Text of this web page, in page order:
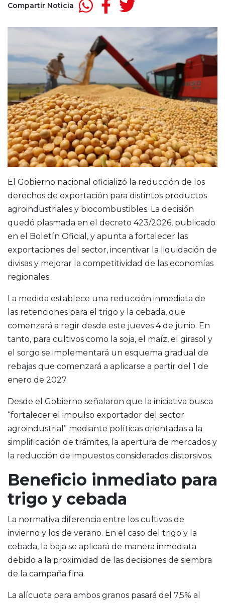
Compartir Noticia
El Gobierno nacional oficializó la reducción de los
derechos de exportación para distintos productos
agroindustriales y biocombustibles. La decisión
quedó plasmada en el decreto 423/2026, publicado
en el Boletín Oficial, y apunta a fortalecer las
exportaciones del sector, incentivar la liquidación de
divisas y mejorar la competitividad de las economías
regionales.
La medida establece una reducción inmediata de
las retenciones para el trigo y la cebada, que
comenzará a regir desde este jueves 4 de junio. En
tanto, para cultivos como la soja, el maíz, el girasol y
el sorgo se implementará un esquema gradual de
rebajas que comenzará a aplicarse a partir del 1 de
enero de 2027.
Desde el Gobierno señalaron que la iniciativa busca
“fortalecer el impulso exportador del sector
agroindustrial” mediante políticas orientadas a la
simplificación de trámites, la apertura de mercados y
la reducción de impuestos considerados distorsivos.
Beneficio inmediato para
trigo y cebada
La normativa diferencia entre los cultivos de
invierno y los de verano. En el caso del trigo y la
cebada, la baja se aplicará de manera inmediata
debido a la proximidad de las decisiones de siembra
de la campaña fina.
La alícuota para ambos granos pasará del 7,5% al